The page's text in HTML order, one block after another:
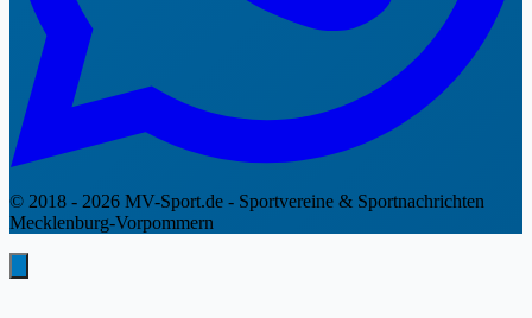
© 2018 - 2026 MV-Sport.de - Sportvereine & Sportnachrichten
Mecklenburg-Vorpommern